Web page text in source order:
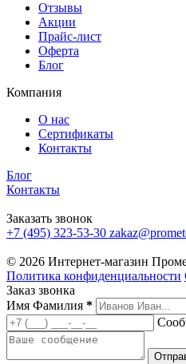
Отзывы
Акции
Прайс-лист
Оферта
Блог
Компания
О нас
Сертификаты
Контакты
Блог
Контакты
Заказать звонок
+7 (495) 323-53-30
© 2026 Интернет-магазин
Политика конфиденциальности
Заказ звонка
Имя Фамилия *